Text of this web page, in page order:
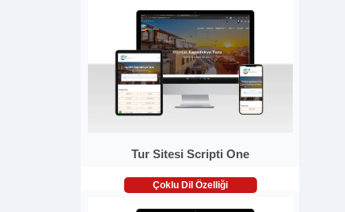
Tur Sitesi Scripti One
Çoklu Dil Özelliği